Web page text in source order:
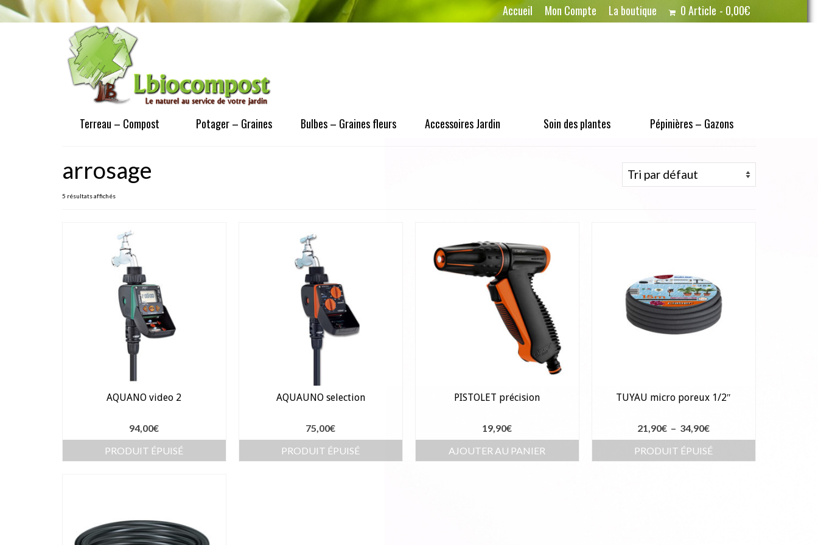
Accueil Mon Compte La boutique 0 Article 0,00€
Terreau – Compost Potager – Graines Bulbes – Graines fleurs Accessoires Jardin Soin des plantes Pépinières – Gazons
arrosage
5 résultats affichés
AQUANO video 2
94,00€
PRODUIT ÉPUISÉ
AQUAUNO selection
75,00€
PRODUIT ÉPUISÉ
PISTOLET précision
19,90€
AJOUTER AU PANIER
TUYAU micro poreux 1/2″
21,90€ – 34,90€Plage
de
prix :
PRODUIT ÉPUISÉ